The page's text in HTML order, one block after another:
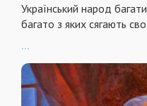
Український народ
багато з яких сягають